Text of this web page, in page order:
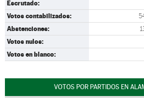
Escrutado:
Votos contabilizados:
Abstenciones:
Votos nulos:
Votos en blanco:
VOTOS POR PARTIDOS EN